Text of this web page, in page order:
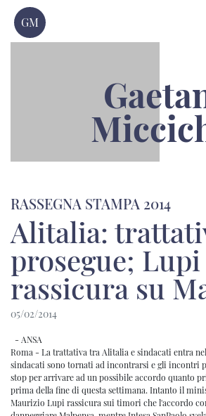
GM
RASSEGNA STAMPA 2014
Alitalia:
prosegue; Lupi
rassicura su
05/02/2014
- ANSA
Roma - La trattativa tra Alitalia e sindacati entra
sindacati sono tornati ad incontrarsi e gli incontri
stop per arrivare ad un possibile accordo quanto
prima della fine di questa settimana. Intanto il
Maurizio Lupi rassicura sui timori che l'accordo